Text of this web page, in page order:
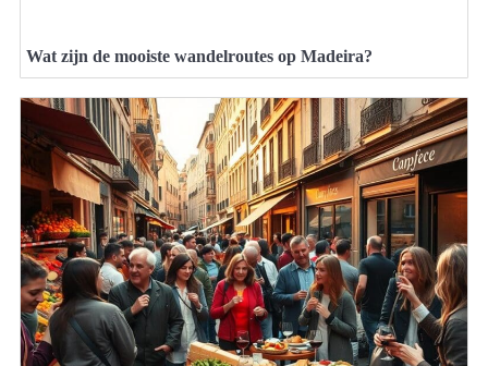
Wat zijn de mooiste wandelroutes op Madeira?